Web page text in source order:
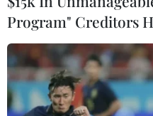
TIN LIÊN QUAN
Program" Creditors